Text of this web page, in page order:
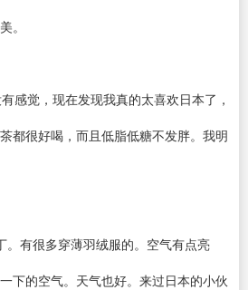
。
感觉，现在发现我真的太喜欢日本了，
都很好喝，而且低脂低糖不发胖。我明
。有很多穿薄羽绒服的。空气有点亮
下的空气。天气也好。来过日本的小伙